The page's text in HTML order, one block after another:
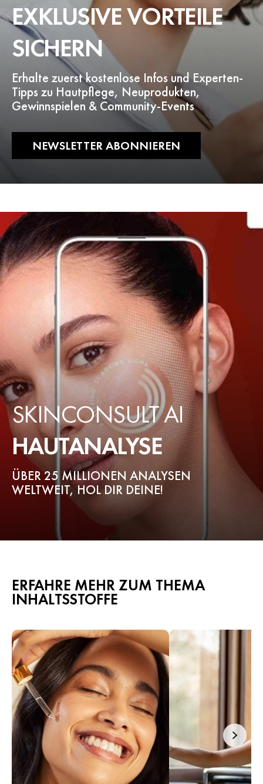
EXKLUSIVE VORTEILE
SICHERN
Erhalte zuerst kostenlose Infos und Experten-
Tipps zu Hautpflege, Neuprodukten,
Gewinnspielen & Community-Events
NEWSLETTER ABONNIEREN
SKINCONSULT AI
HAUTANALYSE
ÜBER 25 MILLIONEN ANALYSEN
WELTWEIT, HOL DIR DEINE!
ERFAHRE MEHR ZUM THEMA
INHALTSSTOFFE